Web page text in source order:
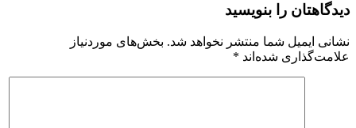
4854-
8C4B-
7E93401D28C4
دیدگاهتان را بنویسید
نشانی ایمیل شما منتشر نخواهد شد. بخش‌های موردنیاز
علامت‌گذاری شده‌اند *